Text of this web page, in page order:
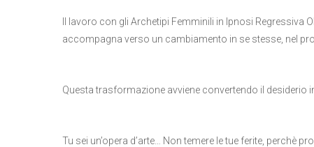
Il lavoro con gli Archetipi Femminili in Ipnosi
accompagna verso un cambiamento in se stesse, nel
Questa trasformazione avviene convertendo il desiderio
Tu sei un’opera d’arte… Non temere le tue ferite, perchè